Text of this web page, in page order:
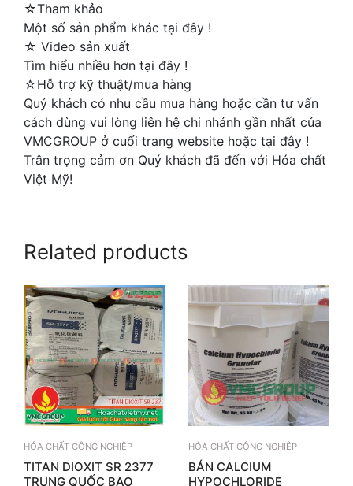
☆Tham khảo
Một số sản phẩm khác tại đây !
☆ Video sản xuất
Tìm hiểu nhiều hơn tại đây !
☆Hỗ trợ kỹ thuật/mua hàng
Quý khách có nhu cầu mua hàng hoặc cần tư vấn
cách dùng vui lòng liên hệ chi nhánh gần nhất của
VMCGROUP ở cuối trang website hoặc tại đây !
Trân trọng cảm ơn Quý khách đã đến với Hóa chất
Việt Mỹ!
Related products
HÓA CHẤT CÔNG NGHIỆP
TITAN DIOXIT SR 2377
TRUNG QUỐC BAO
HÓA CHẤT CÔNG NGHIỆP
BÁN CALCIUM
HYPOCHLORIDE